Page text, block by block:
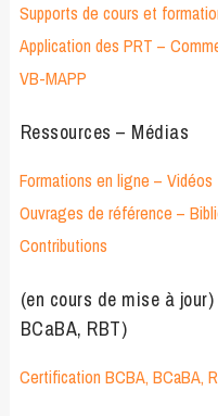
Supports de cours et
Application des PRT –
VB-MAPP
Ressources – Médias
Formations en ligne – Vidéos
Ouvrages de référence –
Contributions
(en cours de mise à
BCaBA, RBT)
Certification BCBA, BCaBA,